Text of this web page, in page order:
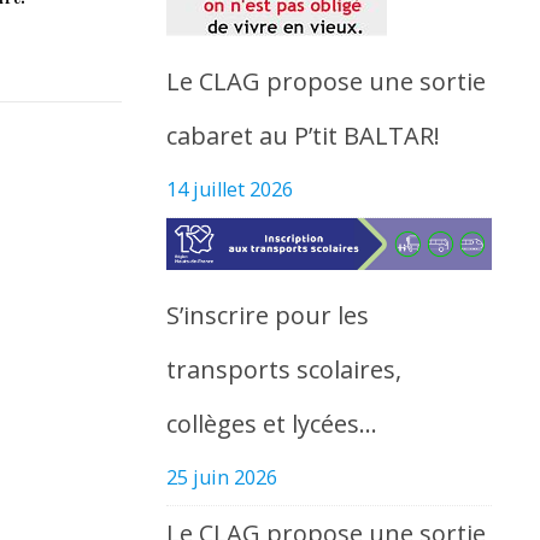
Le CLAG propose une sortie
cabaret au P’tit BALTAR!
14 juillet 2026
S’inscrire pour les
transports scolaires,
collèges et lycées…
25 juin 2026
Le CLAG propose une sortie